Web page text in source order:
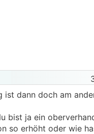
ist dann doch am
bist ja ein
so erhöht oder wie